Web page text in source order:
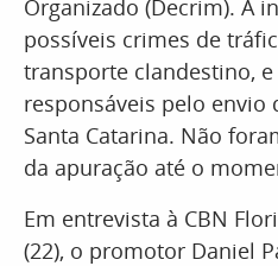
Organizado (Decrim). A
possíveis crimes de
transporte clandestino,
responsáveis pelo envio
Santa Catarina. Não
da apuração até o
Em entrevista à CBN
(22), o promotor Daniel